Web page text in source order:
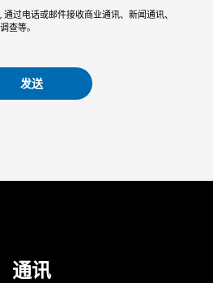
过电话或邮件接收商业通讯、新闻通讯、
查等。
发送
通讯